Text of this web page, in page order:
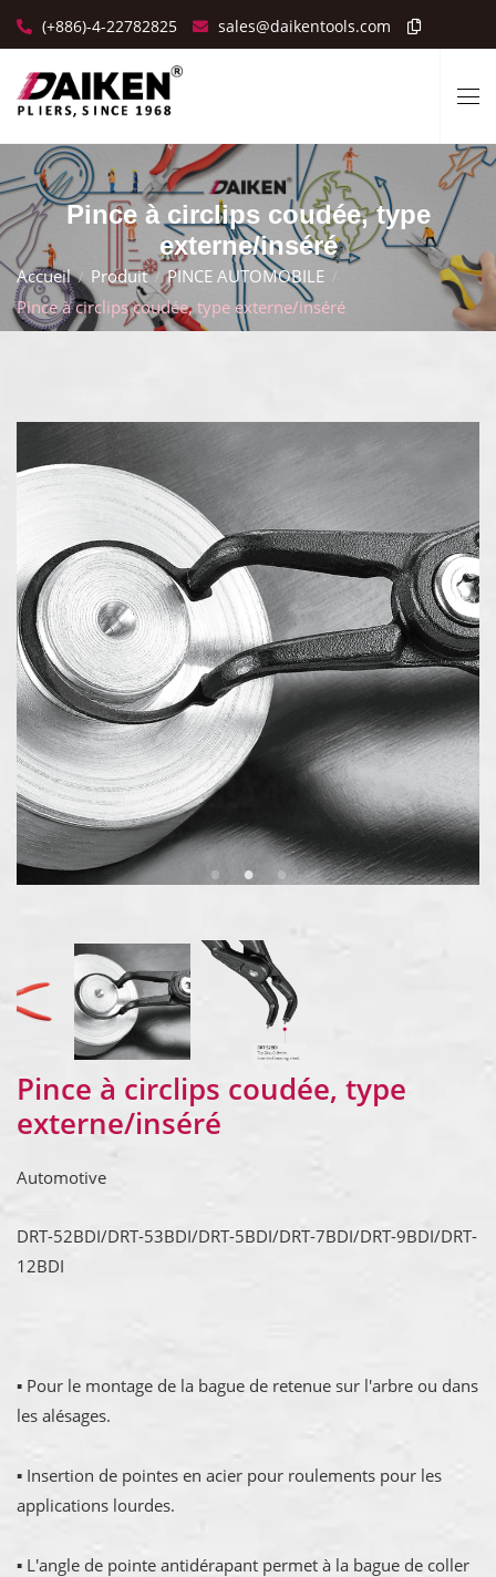
(+886)-4-22782825 sales@daikentools.com
Pince à circlips coudée, type
externe/inséré
Accueil Produit
PINCE AUTOMOBILE
Pince à circlips coudée, type externe/inséré
Pince à circlips coudée, type
externe/inséré
Automotive
DRT-52BDI/DRT-53BDI/DRT-5BDI/DRT-7BDI/DRT-9BDI/DRT-
12BDI
▪ Pour le montage de la bague de retenue sur l'arbre ou dans
les alésages.
▪ Insertion de pointes en acier pour roulements pour les
applications lourdes.
▪ L'angle de pointe antidérapant permet à la bague de coller